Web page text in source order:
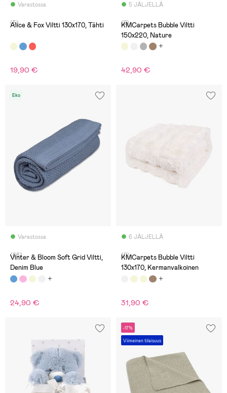
Varastossa
(5)
Alice & Fox Viltti 130x170, Tähti
19,90 €
5 JÄLJELLÄ
(2)
KMCarpets Bubble Viltti
150x220, Nature
42,90 €
Eko
Varastossa
(66)
Vinter & Bloom Soft Grid Viltti,
Denim Blue
24,90 €
6 JÄLJELLÄ
(0)
KMCarpets Bubble Viltti
130x170, Kermanvalkoinen
31,90 €
-17%
Viimeinen tilaisuus